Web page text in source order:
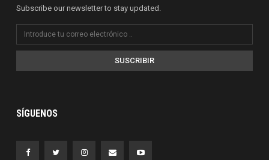
Subscribe our newsletter to stay updated.
SUSCRIBIR
SÍGUENOS